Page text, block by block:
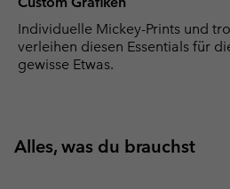
Individuelle Mickey-Prints und
verleihen diesen Essentials für
gewisse Etwas.
Alles, was du brauchst